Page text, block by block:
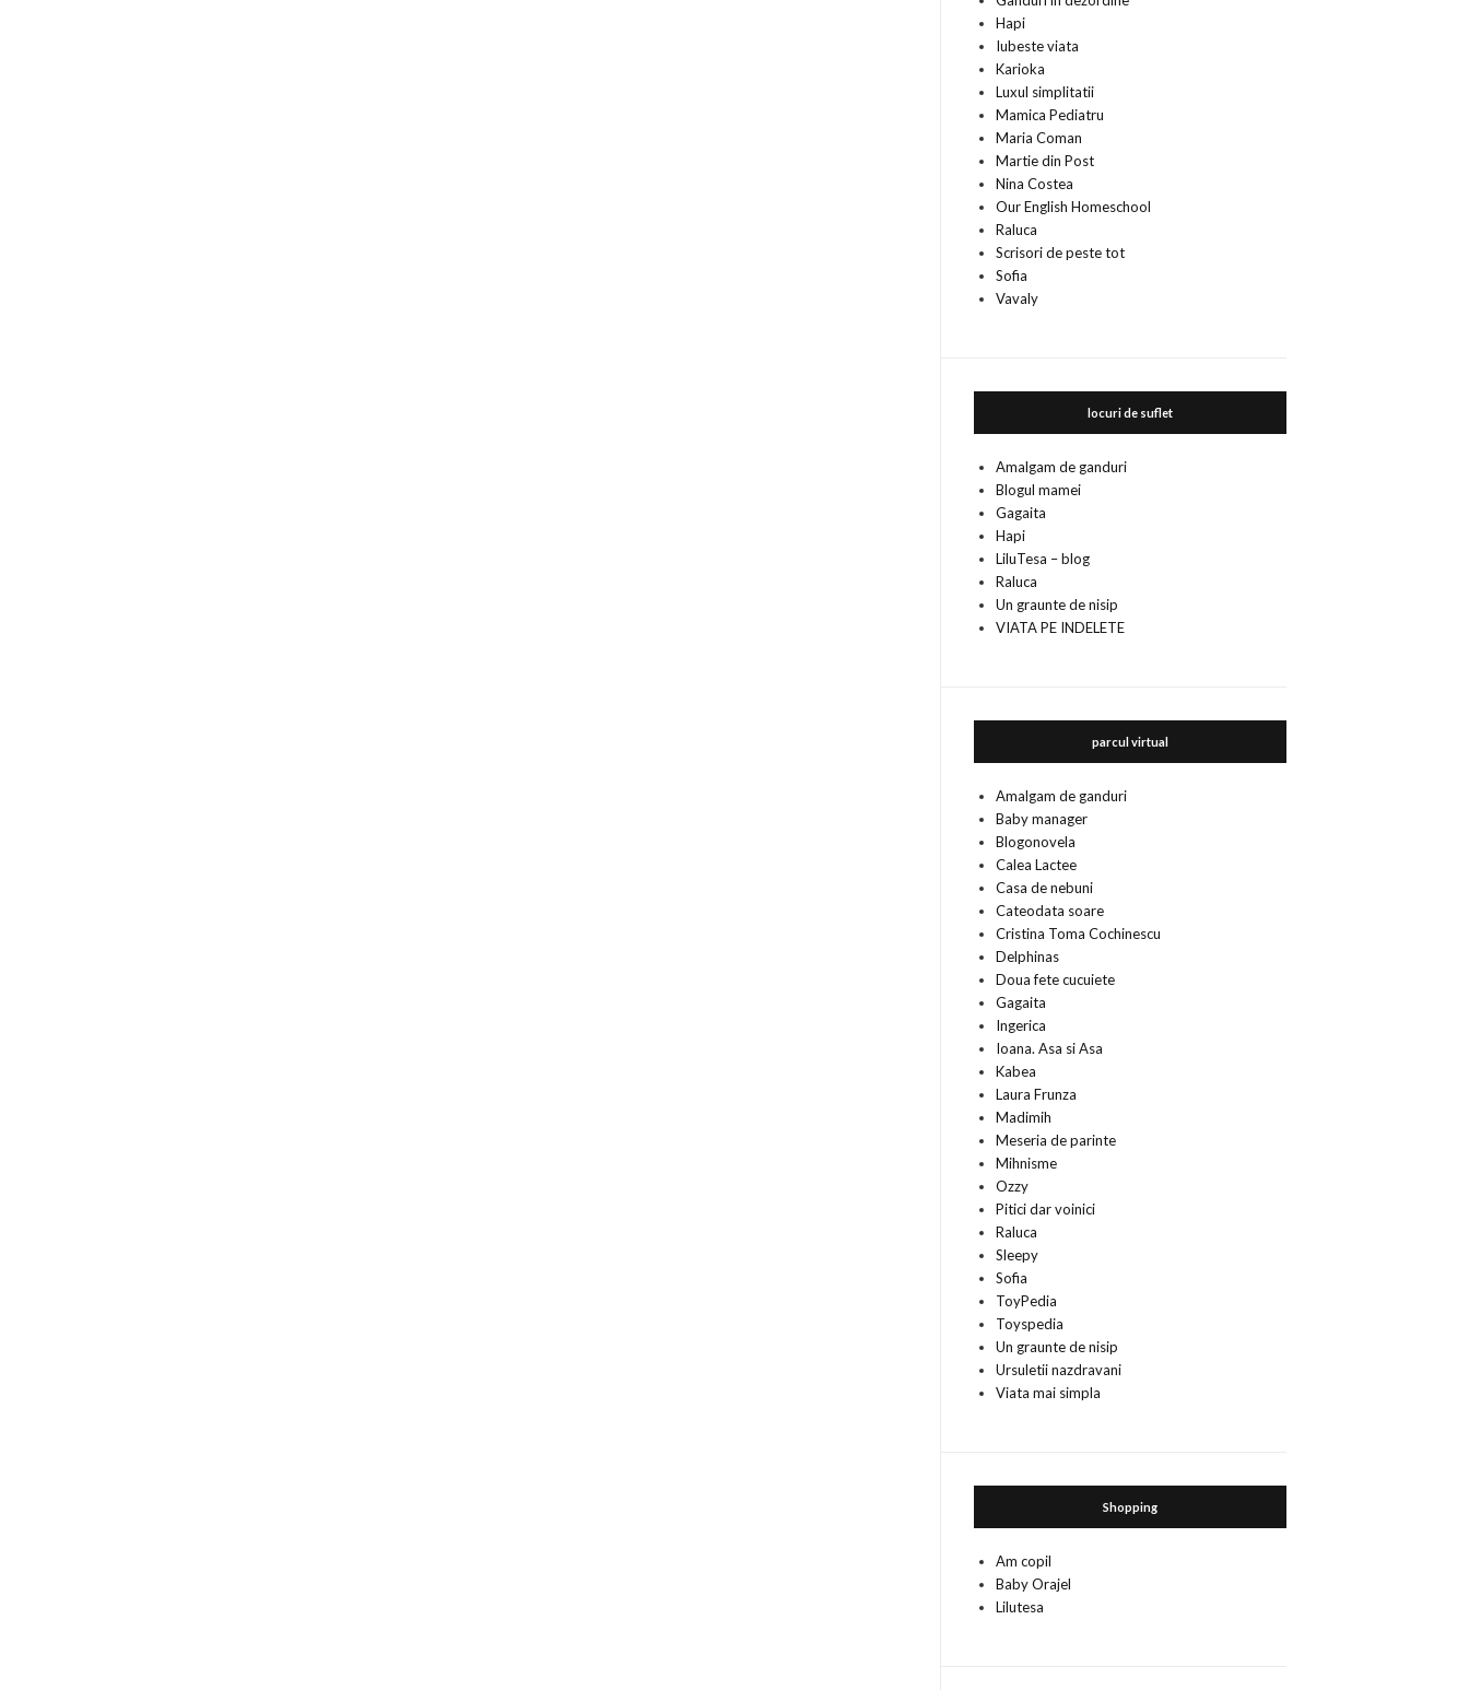
Hapi
Iubeste viata
Karioka
Luxul simplitatii
Mamica Pediatru
Maria Coman
Martie din Post
Nina Costea
Our English Homeschool
Raluca
Scrisori de peste tot
Sofia
Vavaly
locuri de suflet
Amalgam de ganduri
Blogul mamei
Gagaita
Hapi
LiluTesa – blog
Raluca
Un graunte de nisip
VIATA PE INDELETE
parcul virtual
Amalgam de ganduri
Baby manager
Blogonovela
Calea Lactee
Casa de nebuni
Cateodata soare
Cristina Toma Cochinescu
Delphinas
Doua fete cucuiete
Gagaita
Ingerica
Ioana. Asa si Asa
Kabea
Laura Frunza
Madimih
Meseria de parinte
Mihnisme
Ozzy
Pitici dar voinici
Raluca
Sleepy
Sofia
ToyPedia
Toyspedia
Un graunte de nisip
Ursuletii nazdravani
Viata mai simpla
Shopping
Am copil
Baby Orajel
Lilutesa